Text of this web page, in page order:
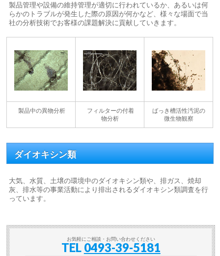
製品管理や設備の維持管理が適切に行われているか、あるいは何
らかのトラブルが発生した際の原因が何かなど、様々な場面で当
社の分析技術でお客様の課題解決に貢献していきます。
製品中の異物分析
フィルターの付着
物分析
ばっき槽活性汚泥の
微生物観察
ダイオキシン類
大気、水質、土壌の環境中のダイオキシン類や、排ガス、焼却
灰、排水等の事業活動により排出されるダイオキシン類調査を行
っています。
お気軽にご相談・お問い合わせください
TEL 0493-39-5181